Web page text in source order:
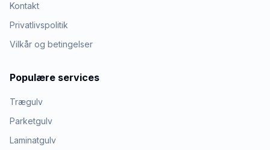
Kontakt
Privatlivspolitik
Vilkår og betingelser
Populære services
Trægulv
Parketgulv
Laminatgulv